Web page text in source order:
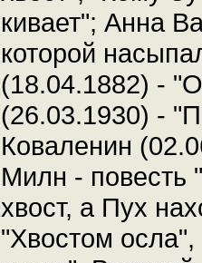
кивает"; Анна
которой
(18.04.1882) -
(26.03.1930) -
Коваленин
Милн - повесть
хвост, а Пух
"Хвостом осла",